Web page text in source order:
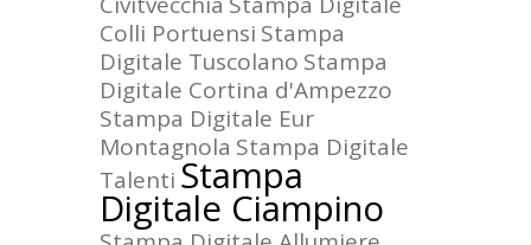
Colli Portuensi Stampa
Digitale Tuscolano Stampa
Digitale Cortina d'Ampezzo
Stampa Digitale Eur
Montagnola Stampa Digitale
TalentiStampa
Digitale Ciampino